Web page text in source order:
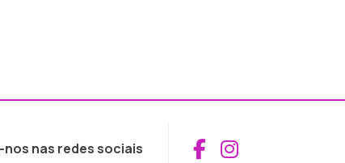
nos nas redes sociais Aceder ao
Aceder ao